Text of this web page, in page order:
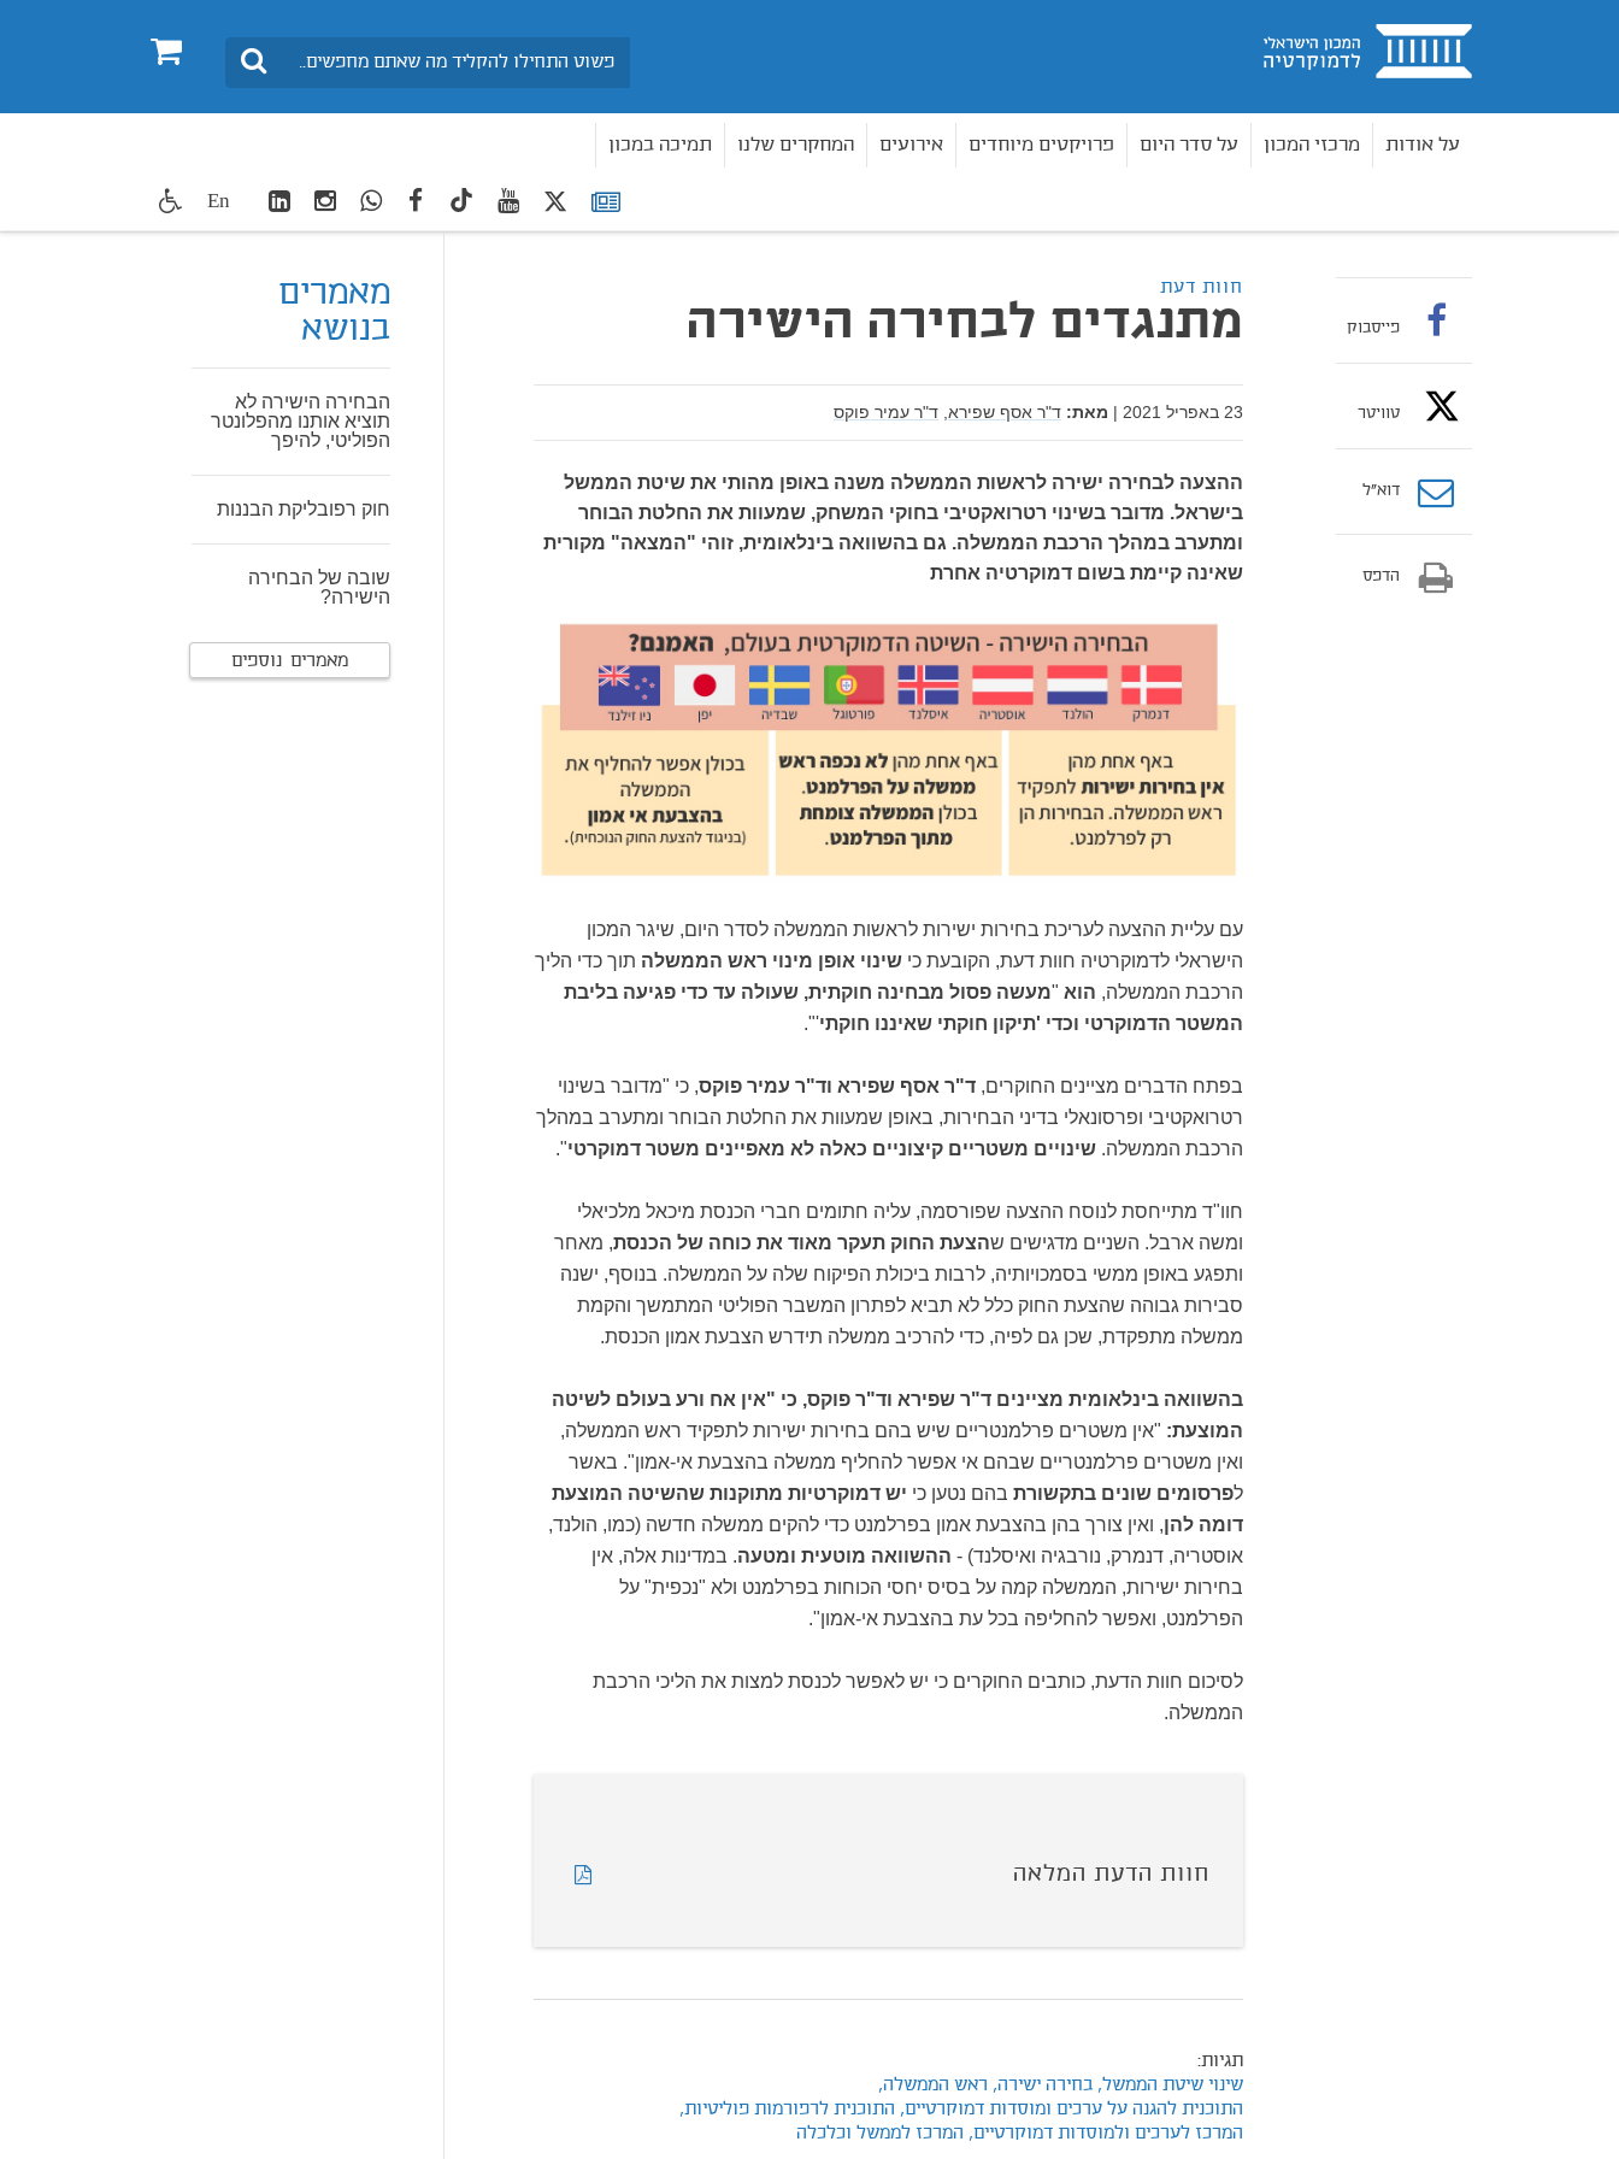
בית 0 חיפוש
על אודות מרכזי המכון על סדר היום פרויקטים מיוחדים אירועים המחקרים שלנו תמיכה במכון
רשימת
תפוצה
twitter
youtube
TikTok
facebook
WhatsApp
Instagram
LinkedIn
En
חוות דעת
מתנגדים לבחירה הישירה
23 באפריל 2021 | מאת: ד"ר אסף שפירא, ד"ר עמיר פוקס
ההצעה לבחירה ישירה לראשות הממשלה משנה באופן מהותי את שיטת הממשל
בישראל. מדובר בשינוי רטרואקטיבי בחוקי המשחק, שמעוות את החלטת הבוחר
ומתערב במהלך הרכבת הממשלה. גם בהשוואה בינלאומית, זוהי "המצאה" מקורית
שאינה קיימת בשום דמוקרטיה אחרת
עם עליית ההצעה לעריכת בחירות ישירות לראשות הממשלה לסדר היום, שיגר המכון
הישראלי לדמוקרטיה חוות דעת, הקובעת כי שינוי אופן מינוי ראש הממשלה תוך כדי הליך
הרכבת הממשלה, הוא "מעשה פסול מבחינה חוקתית, שעולה עד כדי פגיעה בליבת
המשטר הדמוקרטי וכדי 'תיקון חוקתי שאיננו חוקתי'".
בפתח הדברים מציינים החוקרים, ד"ר אסף שפירא וד"ר עמיר פוקס, כי "מדובר בשינוי
רטרואקטיבי ופרסונאלי בדיני הבחירות, באופן שמעוות את החלטת הבוחר ומתערב במהלך
הרכבת הממשלה. שינויים משטריים קיצוניים כאלה לא מאפיינים משטר דמוקרטי".
חוו"ד מתייחסת לנוסח ההצעה שפורסמה, עליה חתומים חברי הכנסת מיכאל מלכיאלי
ומשה ארבל. השניים מדגישים שהצעת החוק תעקר מאוד את כוחה של הכנסת, מאחר
ותפגע באופן ממשי בסמכויותיה, לרבות ביכולת הפיקוח שלה על הממשלה. בנוסף, ישנה
סבירות גבוהה שהצעת החוק כלל לא תביא לפתרון המשבר הפוליטי המתמשך והקמת
ממשלה מתפקדת, שכן גם לפיה, כדי להרכיב ממשלה תידרש הצבעת אמון הכנסת.
בהשוואה בינלאומית מציינים ד"ר שפירא וד"ר פוקס, כי "אין אח ורע בעולם לשיטה
המוצעת: "אין משטרים פרלמנטריים שיש בהם בחירות ישירות לתפקיד ראש הממשלה,
ואין משטרים פרלמנטריים שבהם אי אפשר להחליף ממשלה בהצבעת אי-אמון". באשר
לפרסומים שונים בתקשורת בהם נטען כי יש דמוקרטיות מתוקנות שהשיטה המוצעת
דומה להן, ואין צורך בהן בהצבעת אמון בפרלמנט כדי להקים ממשלה חדשה (כמו, הולנד,
אוסטריה, דנמרק, נורבגיה ואיסלנד) - ההשוואה מוטעית ומטעה. במדינות אלה, אין
בחירות ישירות, הממשלה קמה על בסיס יחסי הכוחות בפרלמנט ולא "נכפית" על
הפרלמנט, ואפשר להחליפה בכל עת בהצבעת אי-אמון".
לסיכום חוות הדעת, כותבים החוקרים כי יש לאפשר לכנסת למצות את הליכי הרכבת
הממשלה.
חוות הדעת המלאה
תגיות:
שינוי שיטת הממשל, בחירה ישירה, ראש הממשלה,
התוכנית להגנה על ערכים ומוסדות דמוקרטיים, התוכנית לרפורמות פוליטיות,
המרכז לערכים ולמוסדות דמוקרטיים, המרכז לממשל וכלכלה
פייסבוק
טוויטר
דוא”ל
הדפס
מאמרים
בנושא
הבחירה הישירה לא
תוציא אותנו מהפלונטר
הפוליטי, להיפך
חוק רפובליקת הבננות
שובה של הבחירה
הישירה?
מאמרים נוספים